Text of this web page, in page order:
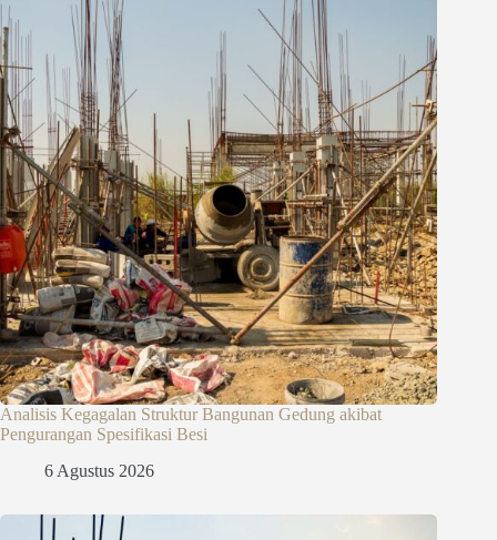
Analisis Kegagalan Struktur Bangunan Gedung akibat
Pengurangan Spesifikasi Besi
6 Agustus 2026